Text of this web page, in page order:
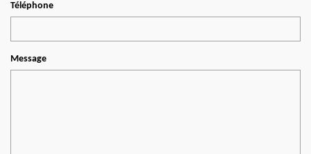
Téléphone
Message